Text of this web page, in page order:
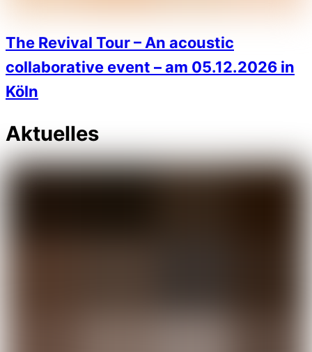
The Revival Tour – An acoustic
collaborative event – am 05.12.2026 in
Köln
Aktuelles